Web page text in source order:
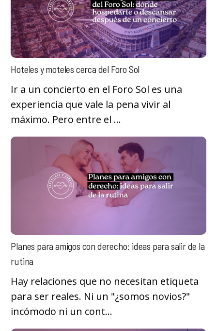
Hoteles y moteles cerca del Foro Sol
Ir a un concierto en el Foro Sol es una
experiencia que vale la pena vivir al
máximo. Pero entre el ...
Planes para amigos con derecho: ideas para salir de la
rutina
Hay relaciones que no necesitan etiqueta
para ser reales. Ni un "¿somos novios?"
incómodo ni un cont...